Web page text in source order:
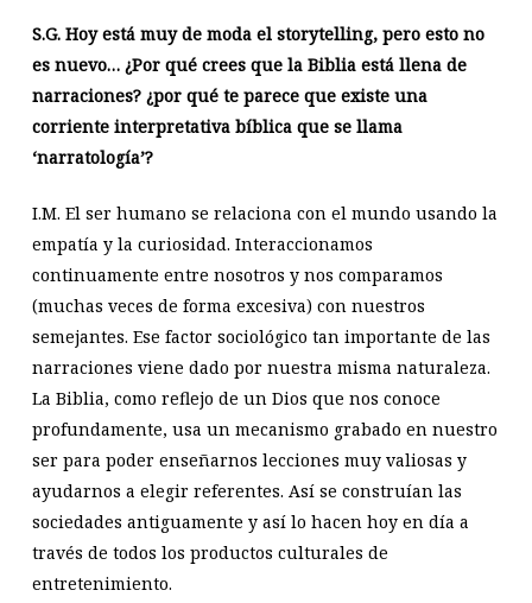
S.G. Hoy está muy de moda el storytelling, pero esto no
es nuevo… ¿Por qué crees que la Biblia está llena de
narraciones? ¿por qué te parece que existe una
corriente interpretativa bíblica que se llama
‘narratología’?
I.M. El ser humano se relaciona con el mundo usando la
empatía y la curiosidad. Interaccionamos
continuamente entre nosotros y nos comparamos
(muchas veces de forma excesiva) con nuestros
semejantes. Ese factor sociológico tan importante de las
narraciones viene dado por nuestra misma naturaleza.
La Biblia, como reflejo de un Dios que nos conoce
profundamente, usa un mecanismo grabado en nuestro
ser para poder enseñarnos lecciones muy valiosas y
ayudarnos a elegir referentes. Así se construían las
sociedades antiguamente y así lo hacen hoy en día a
través de todos los productos culturales de
entretenimiento.